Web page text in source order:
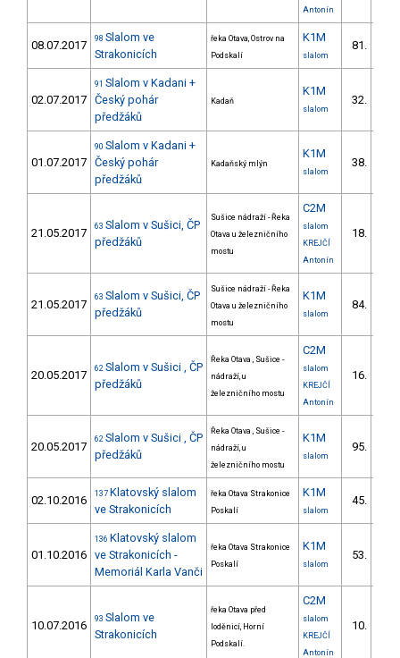
Antonín
08.07.2017 98 Slalom ve
Strakonicích
řeka Otava, Ostrov na
Podskalí
K1M
slalom
81.
02.07.2017
91 Slalom v Kadani +
Český pohár
předžáků
Kadaň
K1M
slalom
32.
01.07.2017
90 Slalom v Kadani +
Český pohár
předžáků
Kadaňský mlýn
K1M
slalom
38.
21.05.2017 63 Slalom v Sušici, ČP
předžáků
Sušice nádraží - Řeka
Otava u železničního
mostu
C2M
slalom
KREJČÍ
Antonín
18.
21.05.2017
63 Slalom v Sušici, ČP
předžáků
Sušice nádraží - Řeka
Otava u železničního
mostu
K1M
slalom
84.
20.05.2017 62 Slalom v Sušici , ČP
předžáků
Řeka Otava , Sušice -
nádraží, u
železničního mostu
C2M
slalom
KREJČÍ
Antonín
16.
20.05.2017
62 Slalom v Sušici , ČP
předžáků
Řeka Otava , Sušice -
nádraží, u
železničního mostu
K1M
slalom
95.
02.10.2016 137 Klatovský slalom
ve Strakonicích
řeka Otava Strakonice
Poskalí
K1M
slalom
45.
01.10.2016
136 Klatovský slalom
ve Strakonicích -
Memoriál Karla Vanči
řeka Otava Strakonice
Poskalí
K1M
slalom
53.
10.07.2016 93 Slalom ve
Strakonicích
řeka Otava před
loděnicí, Horní
Podskalí.
C2M
slalom
KREJČÍ
Antonín
10.